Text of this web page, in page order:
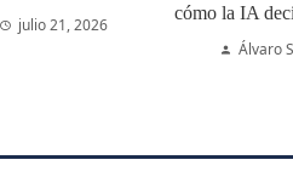
julio 21, 2026
cómo la IA
Álvaro